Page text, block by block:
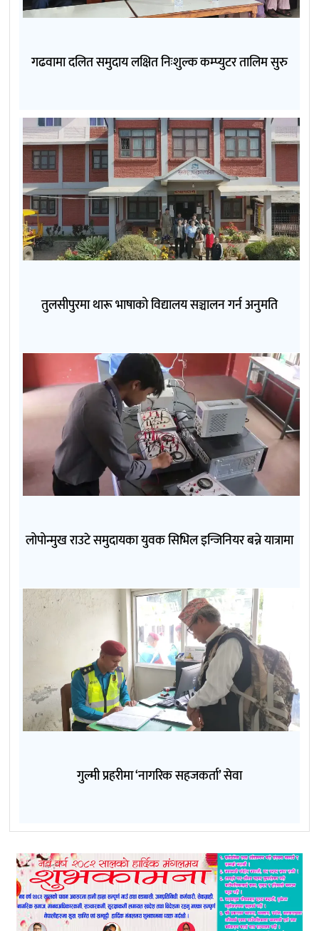
गढवामा दलित समुदाय लक्षित निःशुल्क कम्प्युटर तालिम सुरु
तुलसीपुरमा थारू भाषाको विद्यालय सञ्चालन गर्न अनुमति
लोपोन्मुख राउटे समुदायका युवक सिभिल इन्जिनियर बन्ने यात्रामा
गुल्मी प्रहरीमा ‘नागरिक सहजकर्ता’ सेवा